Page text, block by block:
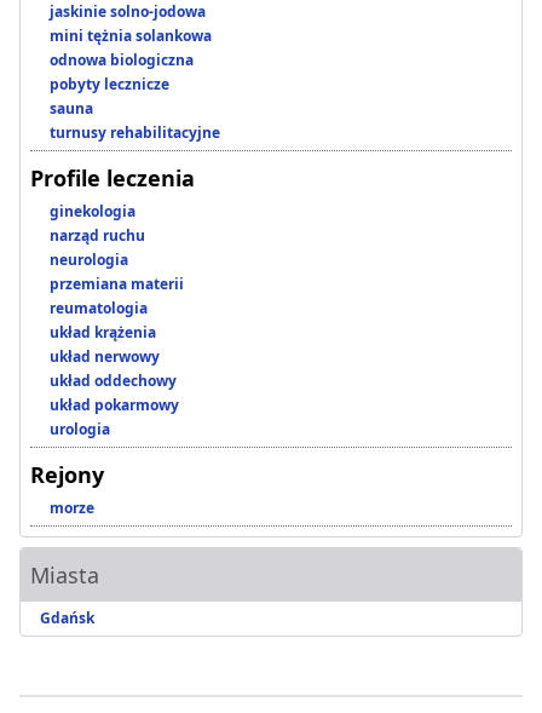
jaskinie solno-jodowa
mini tężnia solankowa
odnowa biologiczna
pobyty lecznicze
sauna
turnusy rehabilitacyjne
Profile leczenia
ginekologia
narząd ruchu
neurologia
przemiana materii
reumatologia
układ krążenia
układ nerwowy
układ oddechowy
układ pokarmowy
urologia
Rejony
morze
Miasta
Gdańsk